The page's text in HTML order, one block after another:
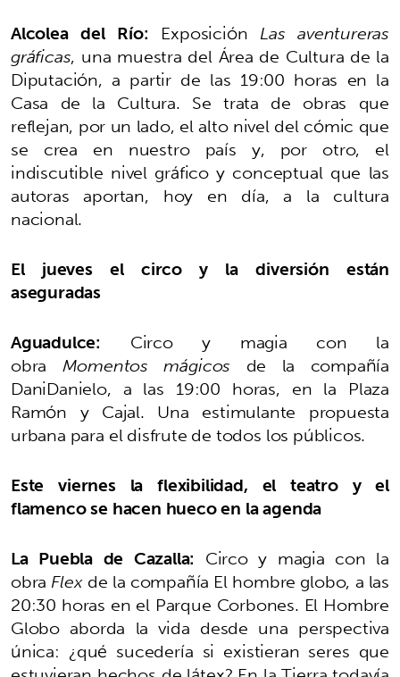
Alcolea del Río: Exposición Las aventureras
gráficas, una muestra del Área de Cultura de la
Diputación, a partir de las 19:00 horas en la
Casa de la Cultura. Se trata de obras que
reflejan, por un lado, el alto nivel del cómic que
se crea en nuestro país y, por otro, el
indiscutible nivel gráfico y conceptual que las
autoras aportan, hoy en día, a la cultura
nacional.
El jueves el circo y la diversión están
aseguradas
Aguadulce: Circo y magia con la
obra Momentos mágicos de la compañía
DaniDanielo, a las 19:00 horas, en la Plaza
Ramón y Cajal. Una estimulante propuesta
urbana para el disfrute de todos los públicos.
Este viernes la flexibilidad, el teatro y el
flamenco se hacen hueco en la agenda
La Puebla de Cazalla: Circo y magia con la
obra Flexde la compañía El hombre globo, a las
20:30 horas en el Parque Corbones. El Hombre
Globo aborda la vida desde una perspectiva
única: ¿qué sucedería si existieran seres que